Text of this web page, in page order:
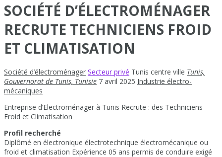
SOCIÉTÉ D’ÉLECTROMÉNAGER
RECRUTE TECHNICIENS FROID
ET CLIMATISATION
Société d’électroménager Secteur privé Tunis centre ville Tunis,
Gouvernorat de Tunis, Tunisie 7 avril 2025 Industrie électro-
mécaniques
Entreprise d’Electroménager à Tunis Recrute : des Techniciens
Froid et Climatisation
Profil recherché
Diplômé en électronique électrotechnique électromécanique ou
froid et climatisation Expérience 05 ans permis de conduire exigé